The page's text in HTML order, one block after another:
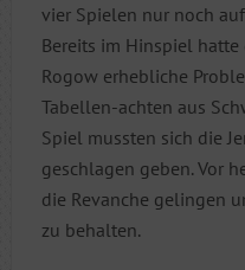
vier Spielen nur noch
Bereits im Hinspiel hatte
Rogow erhebliche
Tabellen-achten aus
Spiel mussten sich die
geschlagen geben. Vor
die Revanche gelingen
zu behalten.